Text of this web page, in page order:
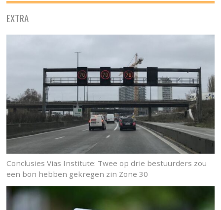
EXTRA
Conclusies Vias Institute: Twee op drie bestuurders zou
een bon hebben gekregen zin Zone 30